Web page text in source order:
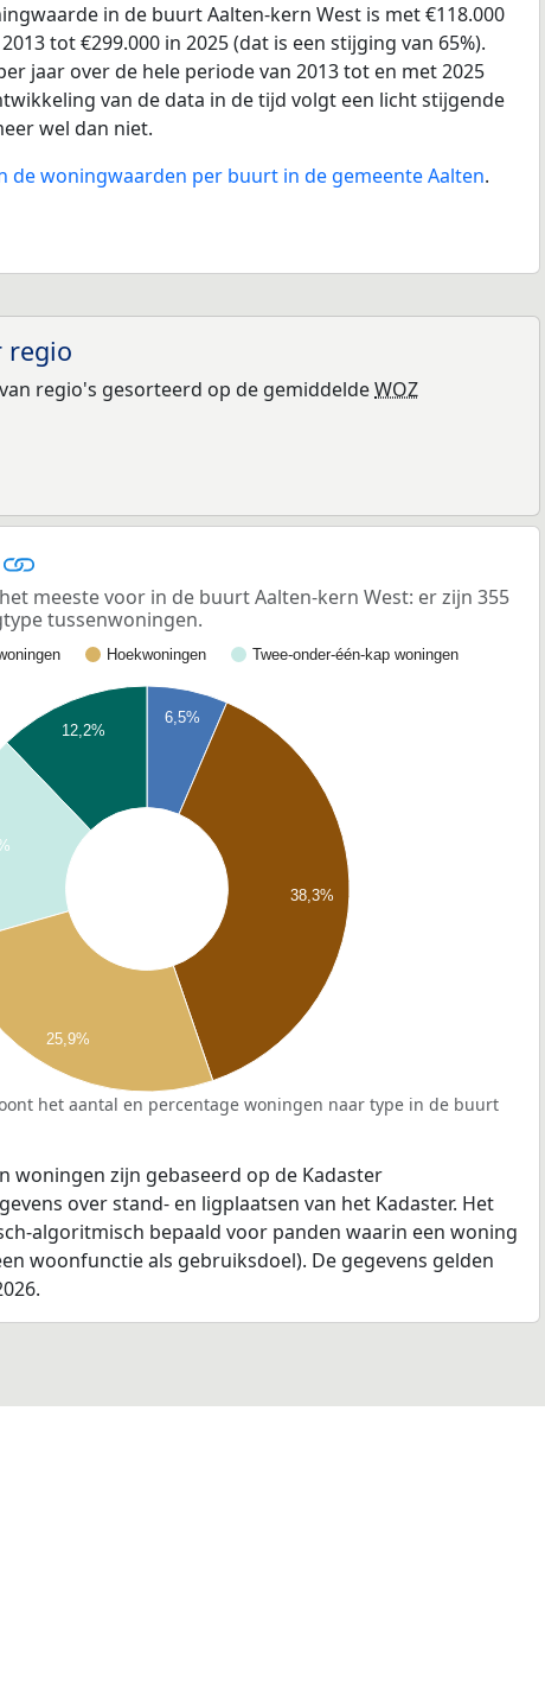
in de buurt Aalten-kern West is met €118.000
tot €299.000 in 2025 (dat is een stijging van 65%).
jaar over de hele periode van 2013 tot en met 2025
van de data in de tijd volgt een licht stijgende
wel dan niet.
de woningwaarden per buurt in de gemeente Aalten.
regio
van regio's gesorteerd op de gemiddeldeWOZ
meeste voor in de buurt Aalten-kern West: er zijn 355
tussenwoningen.
Hoekwoningen
Twee-onder-één-kap woningen
6,5%
38,3%
12,2%
25,9%
het aantal en percentage woningen naar type in de buurt
woningen zijn gebaseerd op de Kadaster
over stand- en ligplaatsen van het Kadaster. Het
algoritmisch bepaald voor panden waarin een woning
woonfunctie als gebruiksdoel). De gegevens gelden